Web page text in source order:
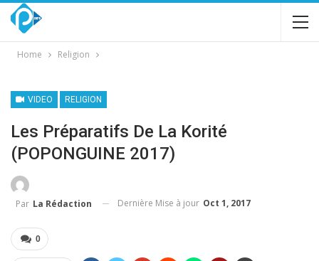
Home Religion
VIDEO RELIGION
Les Préparatifs De La Korité
(POPONGUINE 2017)
Par La Rédaction Dernière Mise à jour Oct 1, 2017
0